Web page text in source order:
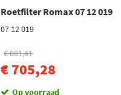
Roetfilter Romax 07 12 019
07 12 019
€ 881,61
€ 705,28
Op voorraad